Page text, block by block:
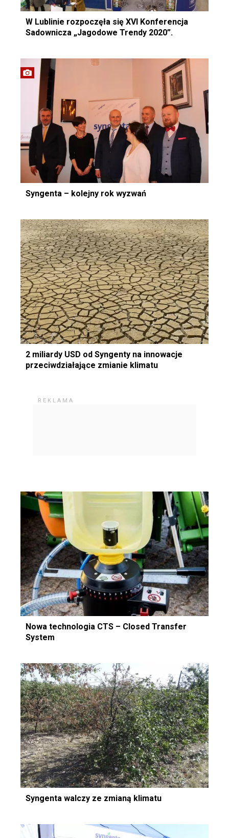
W Lublinie rozpoczęła się XVI Konferencja
Sadownicza „Jagodowe Trendy 2020”.
Syngenta – kolejny rok wyzwań
2 miliardy USD od Syngenty na innowacje
przeciwdziałające zmianie klimatu
Nowa technologia CTS – Closed Transfer
System
Syngenta walczy ze zmianą klimatu